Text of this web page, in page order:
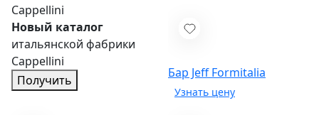
Cappellini
Новый каталог
итальянской фабрики
Cappellini
Получить
Бар JeffFormitalia